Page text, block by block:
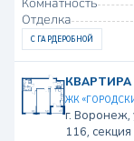
Комнатность
Отделка
С ГАРДЕРОБНОЙ
ЖК
г. Воронеж,
116, секция